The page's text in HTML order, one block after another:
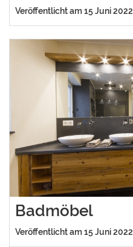
Veröffentlicht am 15 Juni 2022
Badmöbel
Veröffentlicht am 15 Juni 2022